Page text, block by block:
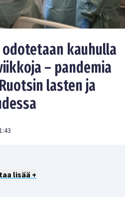
kauhulla
– pandemia
lasten ja
lisää +